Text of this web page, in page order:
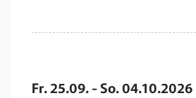
Fr. 25.09. - So. 04.10.2026